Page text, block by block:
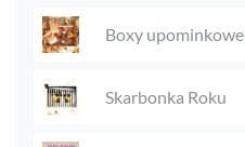
Boxy
Skarbonka Roku